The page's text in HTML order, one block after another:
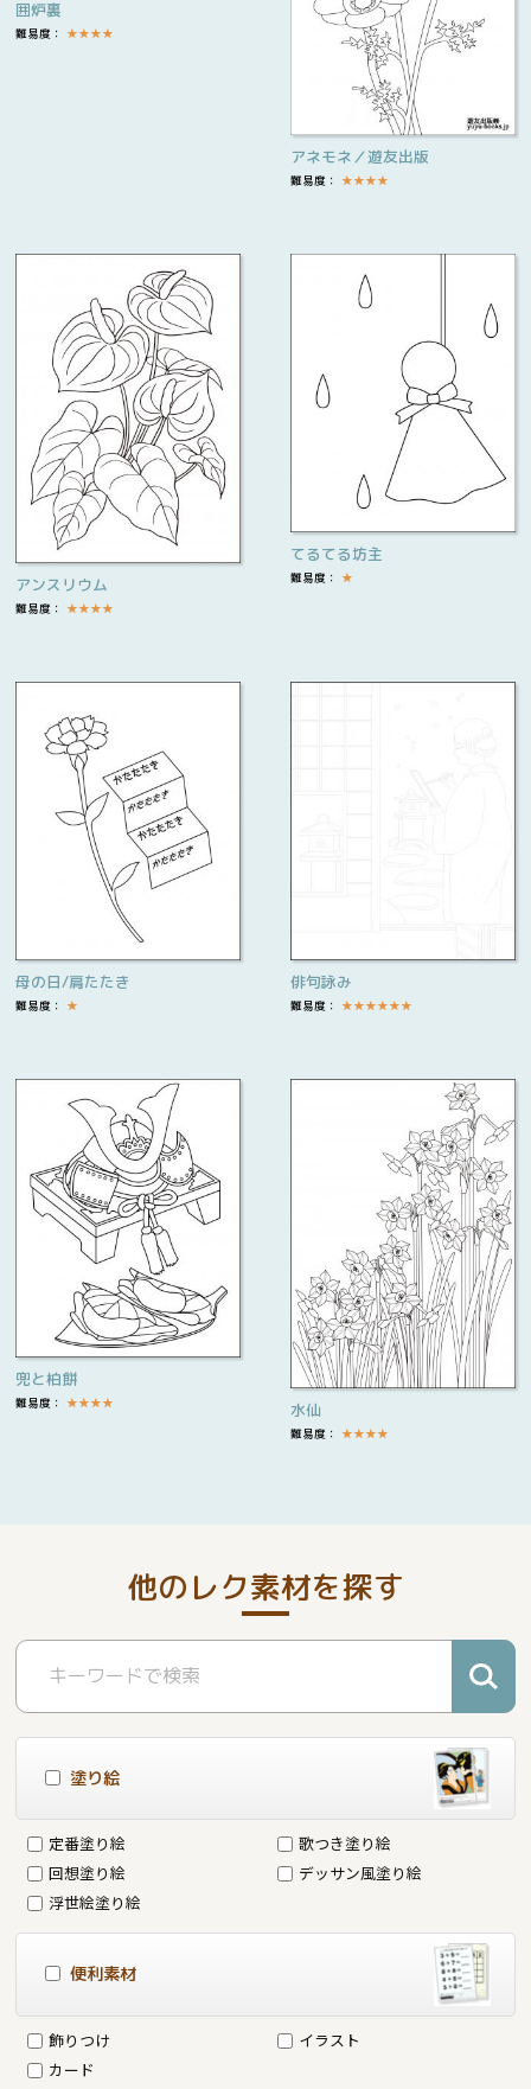
囲炉裏
難易度： ★★★★
アネモネ／遊友出版
難易度： ★★★★
アンスリウム
難易度： ★★★★
てるてる坊主
難易度： ★
母の日/肩たたき
難易度： ★
俳句詠み
難易度： ★★★★★★
兜と柏餅
難易度： ★★★★ 水仙
難易度： ★★★★
他のレク素材を探す
塗り絵
定番塗り絵
歌つき塗り絵
回想塗り絵
デッサン風塗り絵
浮世絵塗り絵
便利素材
飾りつけ
イラスト
カード